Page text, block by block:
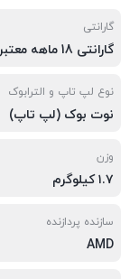
گارانتی
گارانتی 18 ماهه معتبر
نوع لپ تاپ و الترابوک
نوت بوک (لپ تاپ)
وزن
۱.۷ کیلوگرم
سازنده پردازنده
AMD